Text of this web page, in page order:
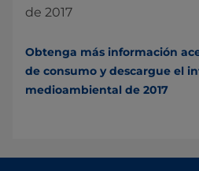
de 2017
Obtenga más información
de consumo y descargue el
medioambiental de 2017